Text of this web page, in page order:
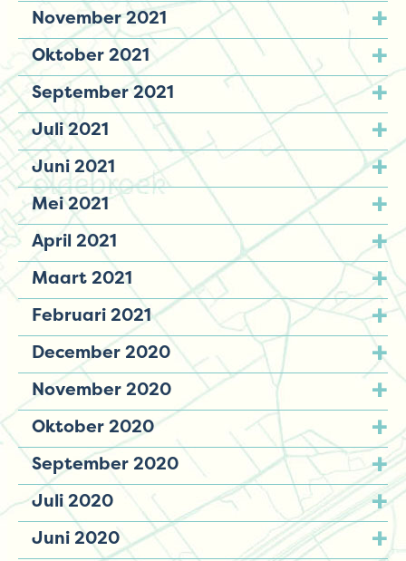
November 2021
Oktober 2021
September 2021
Juli 2021
Juni 2021
Mei 2021
April 2021
Maart 2021
Februari 2021
December 2020
November 2020
Oktober 2020
September 2020
Juli 2020
Juni 2020